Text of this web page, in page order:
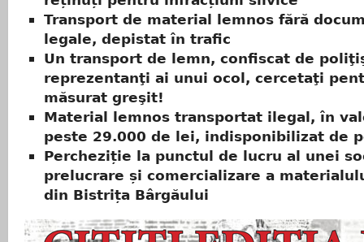
Transport de material lemnos fără
legale, depistat în trafic
Un transport de lemn, confiscat de
reprezentanţi ai unui ocol, cercetaţi
măsurat greşit!
Material lemnos transportat ilegal, în
peste 29.000 de lei, indisponibilizat de
Percheziție la punctul de lucru al unei
prelucrare și comercializare a
din Bistrița Bârgăului